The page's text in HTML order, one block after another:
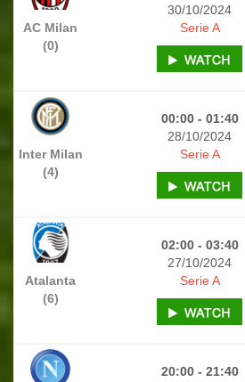
30/10/2024
AC Milan
(0)
Serie A
00:00 - 01:40
28/10/2024
Inter Milan
(4)
Serie A
02:00 - 03:40
27/10/2024
Atalanta
(6)
Serie A
20:00 - 21:40